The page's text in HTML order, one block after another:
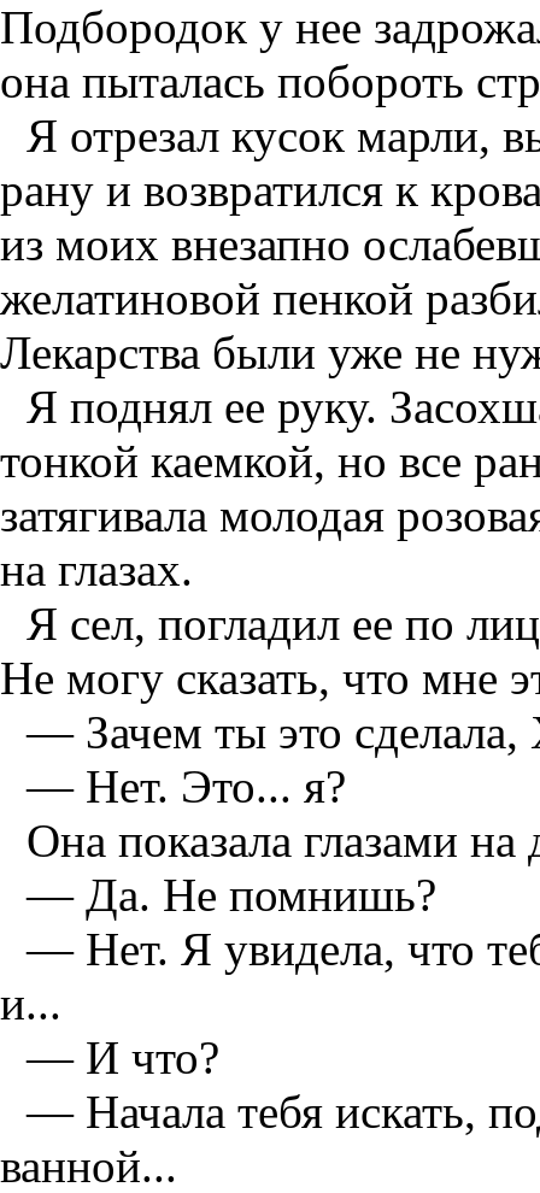
Подбородок у нее
она пыталась побороть
Я отрезал кусок марли,
рану и возвратился к
из моих внезапно
желатиновой пенкой
Лекарства были уже не
Я поднял ее руку.
тонкой каемкой, но все
затягивала молодая
на глазах.
Я сел, погладил ее по
Не могу сказать, что мне
— Зачем ты это сделала,
— Нет. Это... я?
Она показала глазами на
— Да. Не помнишь?
— Нет. Я увидела, что
и...
— И что?
— Начала тебя искать,
ванной...